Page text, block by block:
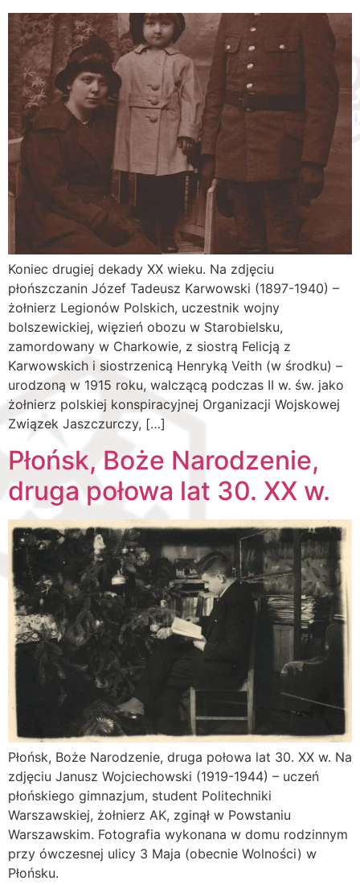
Koniec drugiej dekady XX wieku. Na zdjęciu
płońszczanin Józef Tadeusz Karwowski (1897-1940) –
żołnierz Legionów Polskich, uczestnik wojny
bolszewickiej, więzień obozu w Starobielsku,
zamordowany w Charkowie, z siostrą Felicją z
Karwowskich i siostrzenicą Henryką Veith (w środku) –
urodzoną w 1915 roku, walczącą podczas II w. św. jako
żołnierz polskiej konspiracyjnej Organizacji Wojskowej
Związek Jaszczurczy, […]
Płońsk, Boże Narodzenie,
druga połowa lat 30. XX w.
Płońsk, Boże Narodzenie, druga połowa lat 30. XX w. Na
zdjęciu Janusz Wojciechowski (1919-1944) – uczeń
płońskiego gimnazjum, student Politechniki
Warszawskiej, żołnierz AK, zginął w Powstaniu
Warszawskim. Fotografia wykonana w domu rodzinnym
przy ówczesnej ulicy 3 Maja (obecnie Wolności) w
Płońsku.